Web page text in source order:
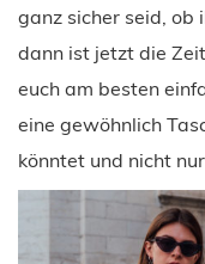
ganz sicher seid, ob
dann ist jetzt die
euch am besten
eine gewöhnlich
könntet und nicht